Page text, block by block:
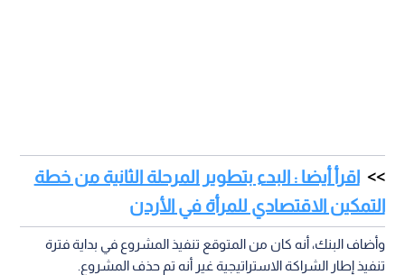
اقرأ أيضا : البدء بتطوير المرحلة الثانية من خطة
التمكين الاقتصادي للمرأة في الأردن
وأضاف البنك، أنه كان من المتوقع تنفيذ المشروع في بداية فترة
تنفيذ إطار الشراكة الاستراتيجية غير أنه تم حذف المشروع.